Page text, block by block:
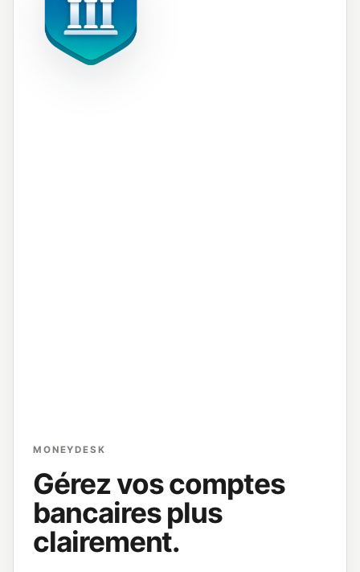
MONEYDESK
Gérez vos comptes
bancaires plus
clairement.